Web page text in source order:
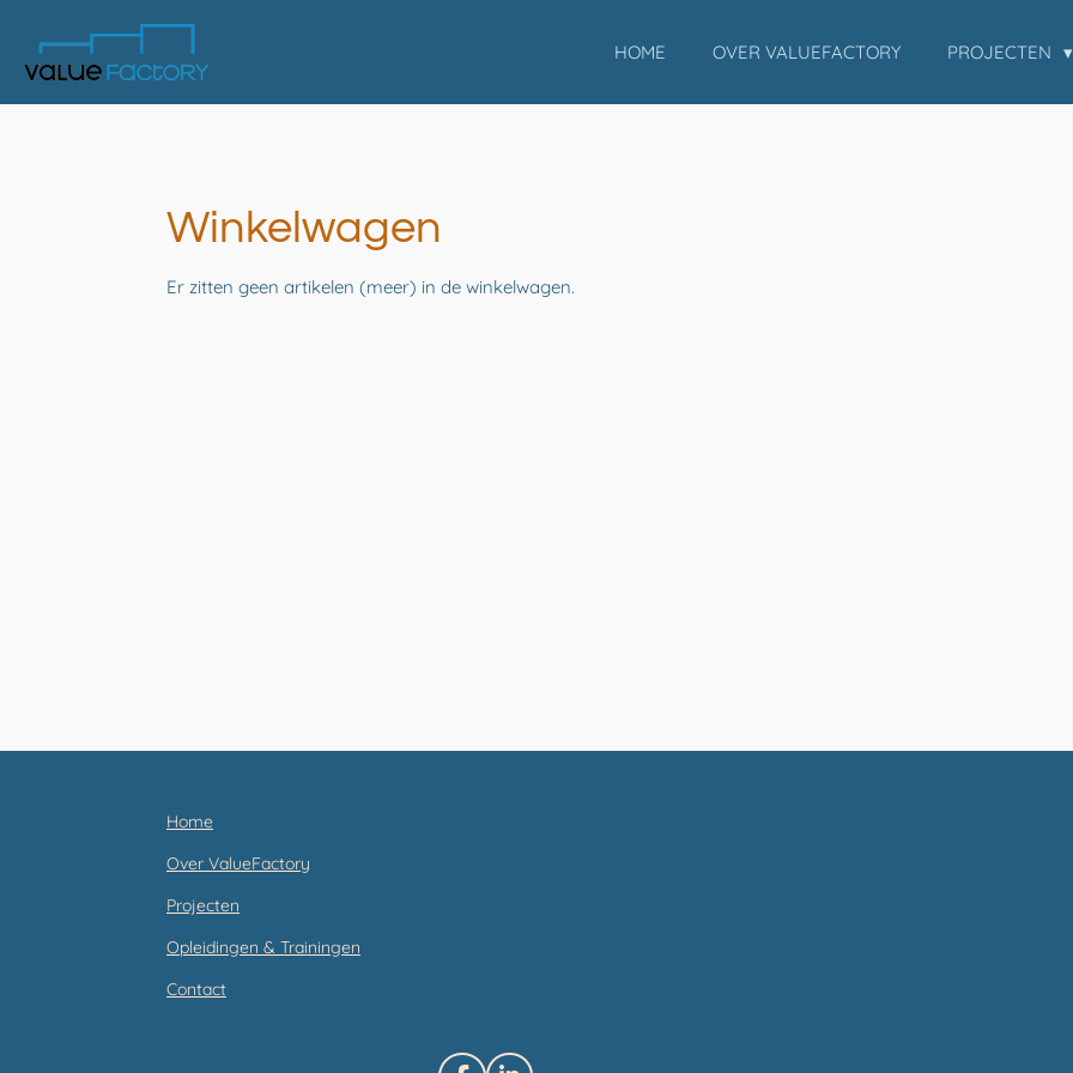
direct
naar
de
HOME OVER VALUEFACTORY PROJECTEN
Winkelwagen
Er zitten geen artikelen (meer) in de winkelwagen.
Home
Over ValueFactory
Projecten
Opleidingen & Trainingen
Contact